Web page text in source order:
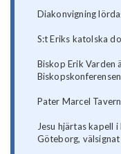
Diakonvigning
S:t Eriks katolska
Biskop Erik Varden
Biskopskonferensen
Pater Marcel
Jesu hjärtas kapell
Göteborg, välsignat